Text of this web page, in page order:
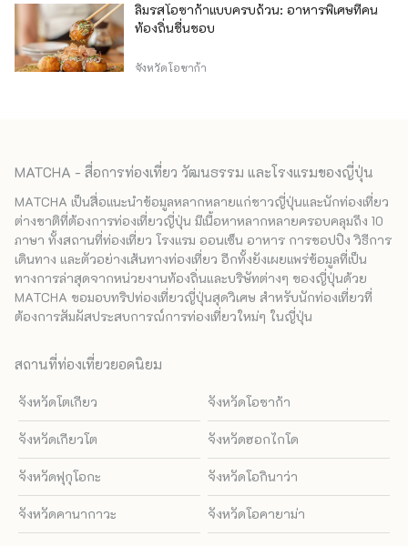
ลิ้มรสโอซาก้าแบบครบถ้วน: อาหารพิเศษที่คน
ท้องถิ่นชื่นชอบ
จังหวัดโอซาก้า
MATCHA - สื่อการท่องเที่ยว วัฒนธรรม และโรงแรมของญี่ปุ่น
MATCHA เป็นสื่อแนะนำข้อมูลหลากหลายแก่ชาวญี่ปุ่นและนักท่องเที่ยว
ต่างชาติที่ต้องการท่องเที่ยวญี่ปุ่น มีเนื้อหาหลากหลายครอบคลุมถึง 10
ภาษา ทั้งสถานที่ท่องเที่ยว โรงแรม ออนเซ็น อาหาร การชอปปิง วิธีการ
เดินทาง และตัวอย่างเส้นทางท่องเที่ยว อีกทั้งยังเผยแพร่ข้อมูลที่เป็น
ทางการล่าสุดจากหน่วยงานท้องถิ่นและบริษัทต่างๆ ของญี่ปุ่นด้วย
MATCHA ขอมอบทริปท่องเที่ยวญี่ปุ่นสุดวิเศษ สำหรับนักท่องเที่ยวที่
ต้องการสัมผัสประสบการณ์การท่องเที่ยวใหม่ๆ ในญี่ปุ่น
สถานที่ท่องเที่ยวยอดนิยม
จังหวัดโตเกียว จังหวัดโอซาก้า
จังหวัดเกียวโต จังหวัดฮอกไกโด
จังหวัดฟุกุโอกะ จังหวัดโอกินาว่า
จังหวัดคานากาวะ จังหวัดโอคายาม่า